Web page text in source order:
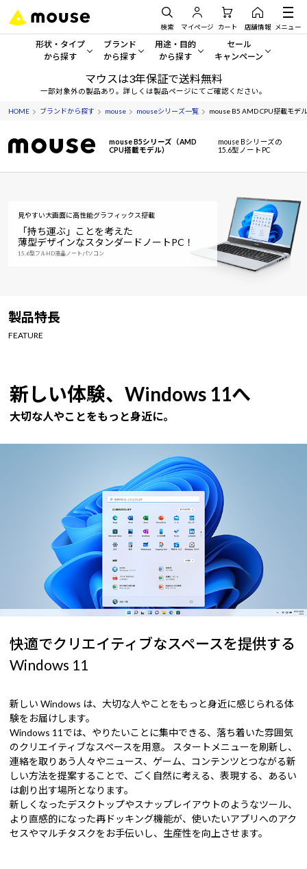
検索 マイページ カート 店舗情報 メニュー
形状・タイプ
から探す
形状・タイプから探す をすべてみる
デスクトップPC
ノートPC
サーバー
ワークステーション
Windows 11
ブランド
から探す
mouse
G TUNE
NEXTGEAR
MousePro
iiyama
用途・目的
から探す
一般向けパソコン
ゲーミングPC・ゲーム向けパソコン
クリエイティブ向け
スペック/パーツ別
セール
キャンペーン
セール・キャンペー
期間限定セール
すべて新品の旧モデル製品
おすすめ目玉パソコン
今イチオシのパソコンをピ
Windows 11|Copilot+ PC
マウスは3年保証で送料無料
一部対象外の製品あり。詳しくは製品ページにてご確認ください。
HOME ブランドから探す mouse mouseシリーズ一覧 mouse B5 AMD CPU搭載モデル
mouse B5シリーズ（AMD
CPU搭載モデル）
mouse Bシリーズの
15.6型ノートPC
見やすい大画面に高性能グラフィックス搭載
「持ち運ぶ」ことを考えた
薄型デザインなスタンダードノートPC！
15.6型フルHD液晶ノートパソコン
製品特長
FEATURE
新しい体験、Windows 11へ
大切な人やことをもっと身近に。
快適でクリエイティブなスペースを提供する
Windows 11
新しい Windows は、大切な人やことをもっと身近に感じられる体
験をお届けします。
Windows 11では、やりたいことに集中できる、落ち着いた雰囲気
のクリエイティブなスペースを用意。 スタートメニューを刷新し、
連絡を取りあう人々やニュース、ゲーム、コンテンツとつながる新
しい方法を提案することで、ごく自然に考える、表現する、あるい
は創り出す場所となります。
新しくなったデスクトップやスナップレイアウトのようなツール、
より直感的になった再ドッキング機能が、使いたいアプリへのアク
セスやマルチタスクをお手伝いし、生産性を向上させます。